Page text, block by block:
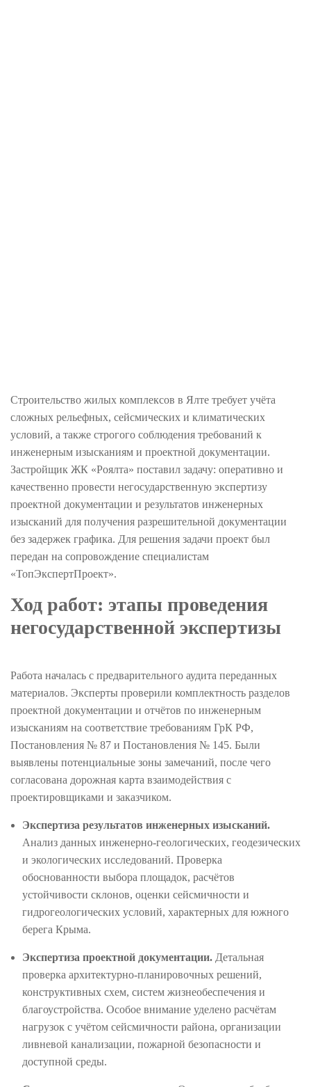
Строительство жилых комплексов в Ялте требует учёта
сложных рельефных, сейсмических и климатических
условий, а также строгого соблюдения требований к
инженерным изысканиям и проектной документации.
Застройщик ЖК «Роялта» поставил задачу: оперативно и
качественно провести негосударственную экспертизу
проектной документации и результатов инженерных
изысканий для получения разрешительной документации
без задержек графика. Для решения задачи проект был
передан на сопровождение специалистам
«ТопЭкспертПроект».
Ход работ: этапы проведения
негосударственной экспертизы
Работа началась с предварительного аудита переданных
материалов. Эксперты проверили комплектность разделов
проектной документации и отчётов по инженерным
изысканиям на соответствие требованиям ГрК РФ,
Постановления № 87 и Постановления № 145. Были
выявлены потенциальные зоны замечаний, после чего
согласована дорожная карта взаимодействия с
проектировщиками и заказчиком.
Экспертиза результатов инженерных изысканий.
Анализ данных инженерно-геологических, геодезических
и экологических исследований. Проверка
обоснованности выбора площадок, расчётов
устойчивости склонов, оценки сейсмичности и
гидрогеологических условий, характерных для южного
берега Крыма.
Экспертиза проектной документации. Детальная
проверка архитектурно-планировочных решений,
конструктивных схем, систем жизнеобеспечения и
благоустройства. Особое внимание уделено расчётам
нагрузок с учётом сейсмичности района, организации
ливневой канализации, пожарной безопасности и
доступной среды.